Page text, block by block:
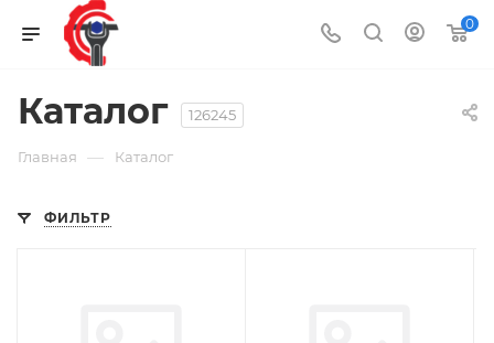
0
Каталог 126245
Главная — Каталог
ФИЛЬТР